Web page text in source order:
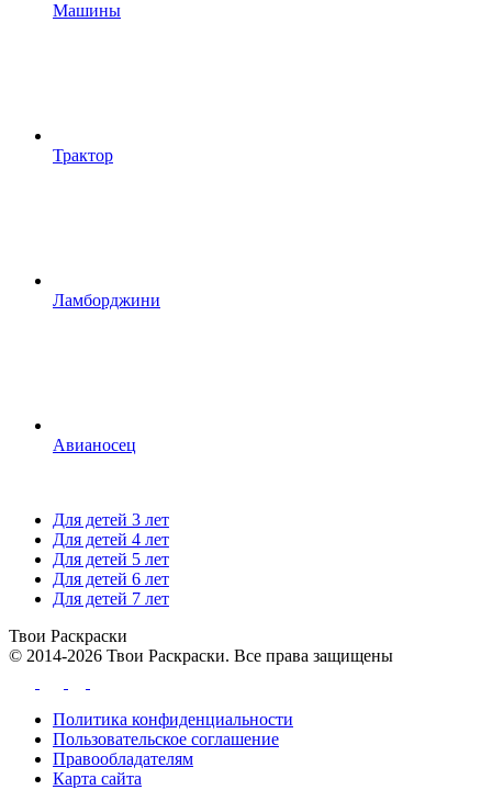
Машины
Трактор
Ламборджини
Авианосец
Для детей 3 лет
Для детей 4 лет
Для детей 5 лет
Для детей 6 лет
Для детей 7 лет
Твои Раскраски
© 2014-2026 Твои Раскраски. Все права защищены
Политика конфиденциальности
Пользовательское соглашение
Правообладателям
Карта сайта